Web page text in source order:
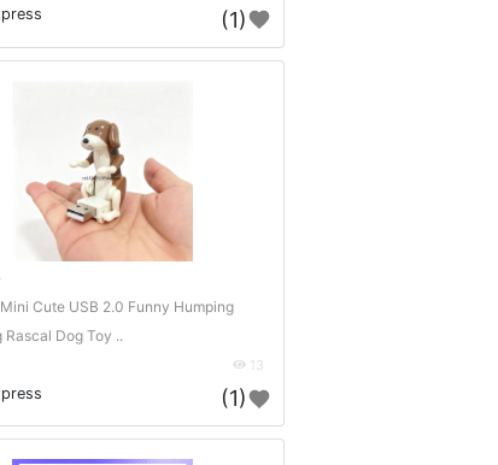
(1)
Cute USB 2.0 Funny Humping
Rascal Dog Toy ..
13
(1)